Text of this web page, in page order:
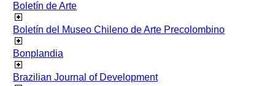
Boletín de Arte
Boletín del Museo Chileno de Arte Precolombino
Bonplandia
Brazilian Journal of Development